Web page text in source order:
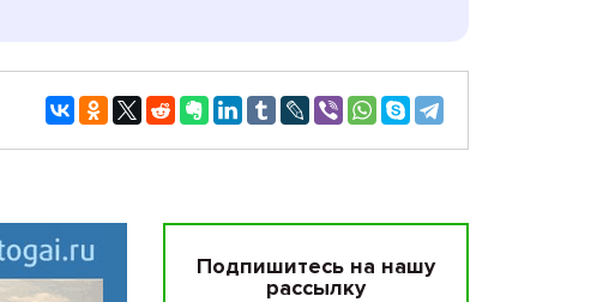
Подпишитесь на нашу
рассылку